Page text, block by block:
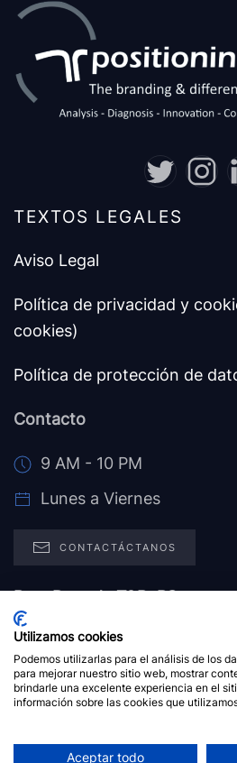
TEXTOS LEGALES
Aviso Legal
Política de privacidad y
cookies)
Política de protección de
Contacto
9 AM - 10 PM
Lunes a Viernes
CONTACTÁCTANOS
Post Data de T&P+PS:
“Ofrecer lo que los clientes
necesitan o desean no es
suficiente, la cuestión es qué
competidores”
Utilizamos cookies
Podemos utilizarlas para el análisis de los
para mejorar nuestro sitio web, mostrar
brindarle una excelente experiencia en el
información sobre las cookies que
Aceptar todo